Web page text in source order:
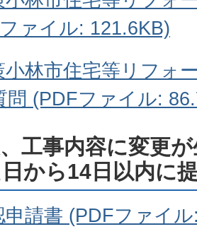
ァイル: 121.6KB)
小林市住宅等リフォ
問 (PDFファイル:
工事内容に変更
から14日以内に
申請書 (PDFファイ